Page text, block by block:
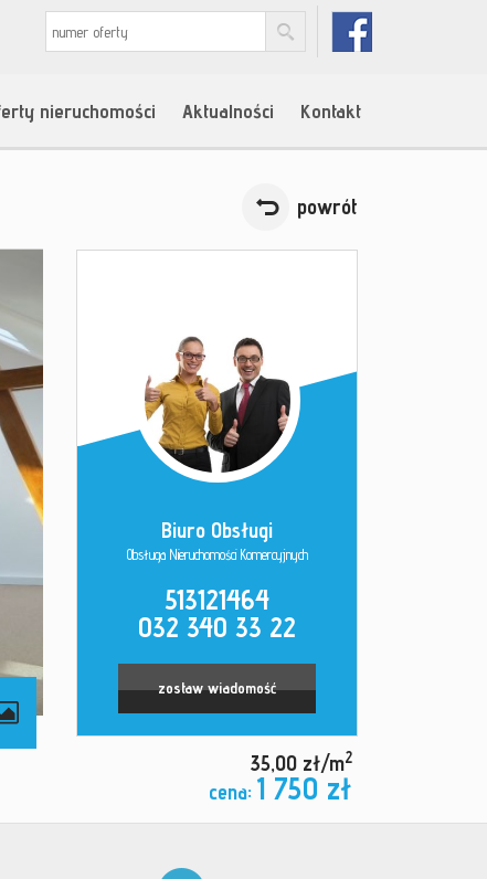
nieruchomości Aktualności Kontakt
powrót
Biuro Obsługi
Obsługa Nieruchomości Komercyjnych
513121464
032 340 33 22
zostaw wiadomość
35,00 zł/m2
cena: 1 750 zł